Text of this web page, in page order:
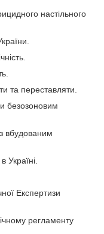
настільного
та переставляти.
безозоновим
вбудованим
Україні.
Експертизи
регламенту